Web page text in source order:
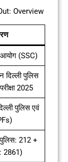
Overview
आयोग (SSC)
दिल्ली पुलिस
2025
पुलिस एवं
212 +
2861)